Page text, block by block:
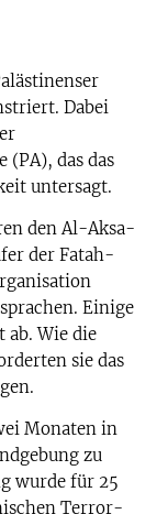
Dabei
(PA), das das
untersagt.
den Al-Aksa-
der Fatah-
Einige
ab. Wie die
sie das
Monaten in
zu
wurde für 25
Terror-